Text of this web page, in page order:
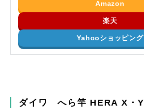
Amazon
楽天
Yahooショッピング
ダイワ へら竿 HERA X・Y